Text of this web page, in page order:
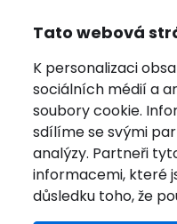
Tato webová
K personalizaci
sociálních médií a
soubory cookie.
sdílíme se svými
analýzy. Partneři
informacemi, které
důsledku toho, že